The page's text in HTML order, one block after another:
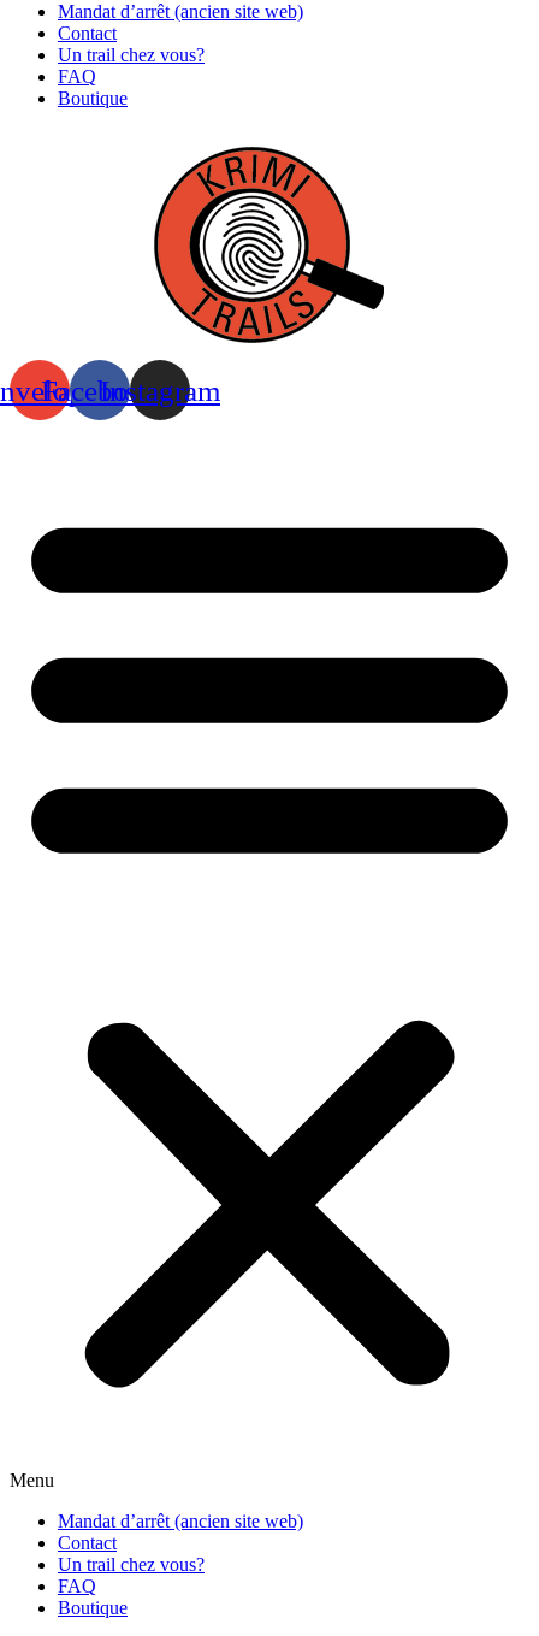
Mandat d’arrêt (ancien site web)
Contact
Un trail chez vous?
FAQ
Boutique
FacebookInstagram
Menu
Mandat d’arrêt (ancien site web)
Contact
Un trail chez vous?
FAQ
Boutique